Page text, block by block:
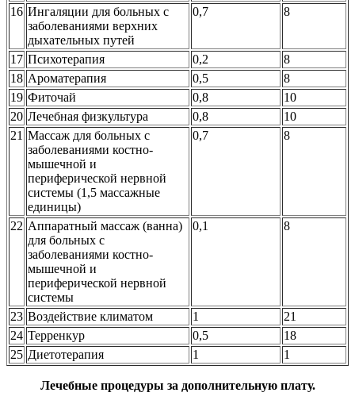
16 Ингаляции для больных с
заболеваниями верхних
дыхательных путей
0,7 8
17 Психотерапия 0,2
8
18 Ароматерапия 0,5
8
19 Фиточай 0,8
10
20 Лечебная физкультура 0,8
10
21 Массаж для больных с
заболеваниями костно-
мышечной и
периферической нервной
системы (1,5 массажные
единицы)
0,7 8
22 Аппаратный массаж (ванна)
для больных с
заболеваниями костно-
мышечной и
периферической нервной
системы
0,1 8
23 Воздействие климатом 1
21
24 Терренкур 0,5
18
25 Диетотерапия 1 1
Лечебные процедуры за дополнительную плату.